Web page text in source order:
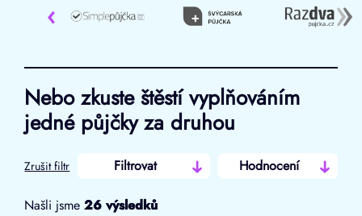
‹
Nebo zkuste štěstí vyplňováním
jedné půjčky za druhou
Zrušit filtr Filtrovat Hodnocení
Našli jsme26 výsledků